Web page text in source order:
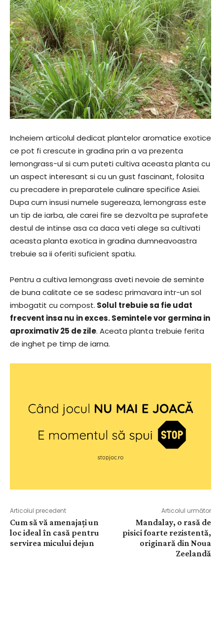
Incheiem articolul dedicat plantelor aromatice exotice
ce pot fi crescute in gradina prin a va prezenta
lemongrass-ul si cum puteti cultiva aceasta planta cu
un aspect interesant si cu un gust fascinant, folosita
cu precadere in preparatele culinare specifice Asiei.
Dupa cum insusi numele sugereaza, lemongrass este
un tip de iarba, ale carei fire se dezvolta pe suprafete
destul de intinse asa ca daca veti alege sa cultivati
aceasta planta exotica in gradina dumneavoastra
trebuie sa ii oferiti suficient spatiu.
Pentru a cultiva lemongrass aveti nevoie de seminte
de buna calitate ce se sadesc primavara intr-un sol
imbogatit cu compost. Solul trebuie sa fie udat
frecvent insa nu in exces. Semintele vor germina in
aproximativ 25 de zile. Aceata planta trebuie ferita
de inghet pe timp de iarna.
Articolul precedent
Cum să vă amenajați un
loc ideal în casă pentru
servirea micului dejun
Articolul următor
Mandalay, o rasă de
pisici foarte rezistentă,
originară din Noua
Zeelandă